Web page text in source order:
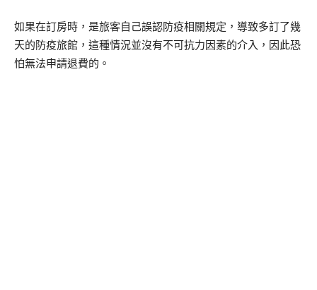
如果在訂房時，是旅客自己誤認防疫相關規定，導致多訂了幾
天的防疫旅館，這種情況並沒有不可抗力因素的介入，因此恐
怕無法申請退費的。